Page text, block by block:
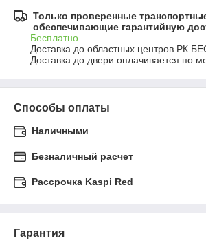
Только проверенные
обеспечивающие гарантийную
Бесплатно
Доставка до областных центров РК
Доставка до двери оплачивается по
Способы оплаты
Наличными
Безналичный расчет
Рассрочка Kaspi Red
Гарантия